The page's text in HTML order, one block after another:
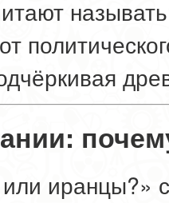
иранцы?»